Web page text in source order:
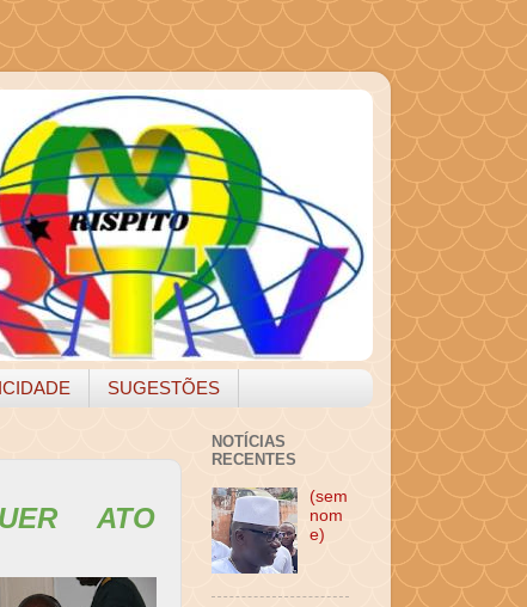
SUGESTÕES
ATO
NOTÍCIAS
RECENTES
(sem
nom
e)